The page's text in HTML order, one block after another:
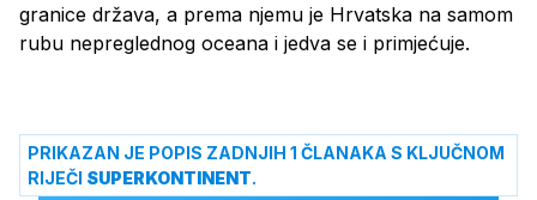
granice država, a prema njemu je Hrvatska na samom
rubu nepreglednog oceana i jedva se i primjećuje.
PRIKAZAN JE POPIS ZADNJIH 1 ČLANAKA S KLJUČNOM
RIJEČI SUPERKONTINENT.